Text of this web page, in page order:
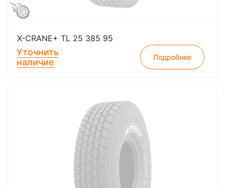
X-CRANE+ TL 25 385 95
Уточнить
наличие
Подробнее